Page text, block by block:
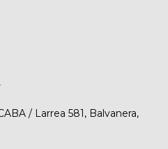
/ Larrea 581, Balvanera,